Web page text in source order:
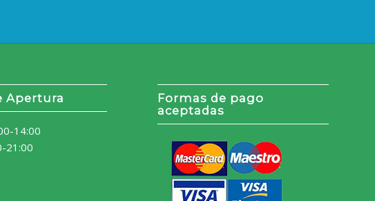
Apertura
14:00
21:00
Formas de pago
aceptadas